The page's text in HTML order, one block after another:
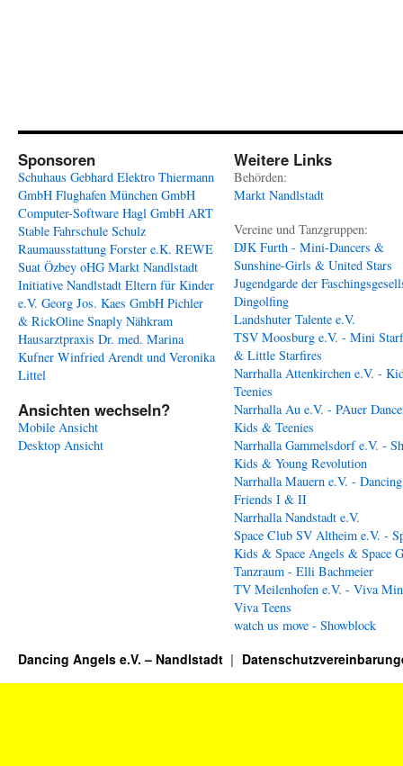
Sponsoren
Schuhaus Gebhard Elektro Thiermann
GmbH Flughafen München GmbH
Computer-Software Hagl GmbH ART
Stable Fahrschule Schulz
Raumausstattung Forster e.K. REWE
Suat Özbey oHG Markt Nandlstadt
Initiative Nandlstadt Eltern für Kinder
e.V. Georg Jos. Kaes GmbH Pichler
& RickOline Snaply Nähkram
Hausarztpraxis Dr. med. Marina
Kufner Winfried Arendt und Veronika
Littel
Ansichten wechseln?
Mobile Ansicht
Desktop Ansicht
Weitere Links
Behörden:
Markt Nandlstadt
Vereine und Tanzgruppen:
DJK Furth - Mini-Dancers &
Sunshine-Girls & United Stars
Jugendgarde der
Dingolfing
Landshuter Talente e.V.
TSV Moosburg e.V. - Mini
& Little Starfires
Narrhalla Attenkirchen e.V. -
Teenies
Narrhalla Au e.V. - PAuer
Kids & Teenies
Narrhalla Gammelsdorf e.V. -
Kids & Young Revolution
Narrhalla Mauern e.V. - Dancing
Friends I & II
Narrhalla Nandstadt e.V.
Space Club SV Altheim e.V. -
Kids & Space Angels & Space
Tanzraum - Elli Bachmeier
TV Meilenhofen e.V. - Viva
Viva Teens
watch us move - Showblock
Dancing Angels e.V. – Nandlstadt